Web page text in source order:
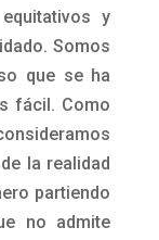
y
Somos
que se ha
fácil. Como
la realidad
partiendo
no admite